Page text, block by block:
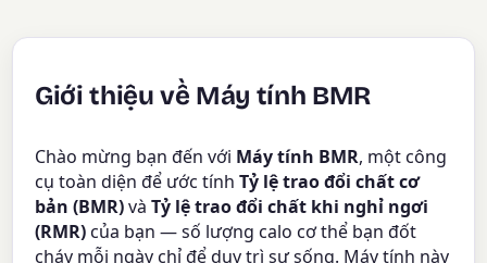
Giới thiệu về Máy tính BMR
Chào mừng bạn đến với Máy tính BMR, một công
cụ toàn diện để ước tínhTỷ lệ trao đổi chất cơ
bản (BMR)vàTỷ lệ trao đổi chất khi nghỉ ngơi
(RMR)của bạn — số lượng calo cơ thể bạn đốt
cháy mỗi ngày chỉ để duy trì sự sống. Máy tính này